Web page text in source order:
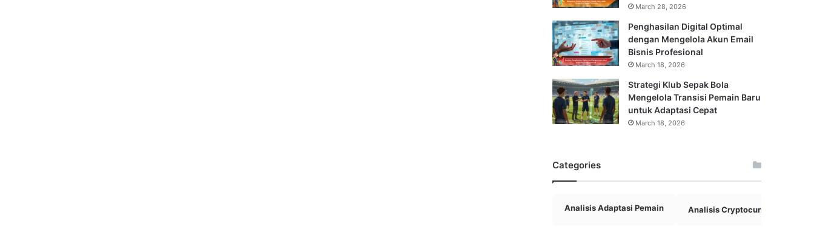
March 28, 2026
Penghasilan Digital Optimal
dengan Mengelola Akun Email
Bisnis Profesional
March 18, 2026
Strategi Klub Sepak Bola
Mengelola Transisi Pemain Baru
untuk Adaptasi Cepat
March 18, 2026
Categories
Analisis Adaptasi Pemain Analisis Cryptocurrency